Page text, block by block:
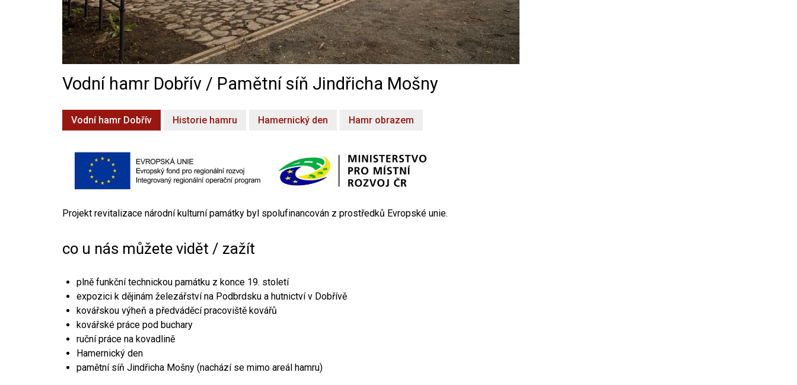
Vodní hamr Dobřív / Pamětní síň Jindřicha Mošny
Vodní hamr Dobřív Historie hamru Hamernický den Hamr obrazem
Projekt revitalizace národní kulturní památky byl spolufinancován z prostředků Evropské unie.
co u nás můžete vidět / zažít
plně funkční technickou památku z konce 19. století
expozici k dějinám železářství na Podbrdsku a hutnictví v Dobřívě
kovářskou výheň a předváděcí pracoviště kovářů
kovářské práce pod buchary
ruční práce na kovadlině
Hamernický den
pamětní síň Jindřicha Mošny (nachází se mimo areál hamru)